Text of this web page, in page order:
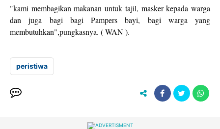
"kami membagikan makanan untuk tajil, masker kepada warga
dan juga bagi bagi Pampers bayi, bagi warga yang
membutuhkan",pungkasnya. ( WAN ).
peristiwa